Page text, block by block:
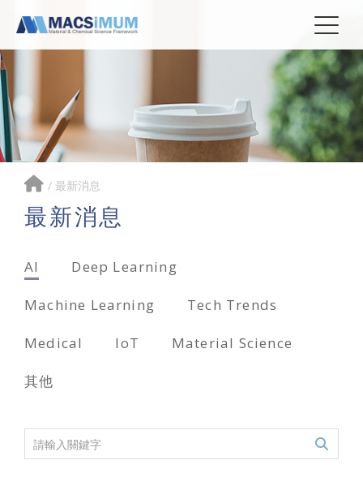
/ 最新消息
最新消息
AI Deep Learning
Machine Learning Tech Trends
Medical IoT Material Science
其他